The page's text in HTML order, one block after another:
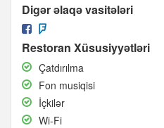
Digər əlaqə vasitələri
Restoran Xüsusiyyətləri
Çatdırılma
Çatdırılma
Fon
musiqisi
Fon musiqisi
İçkilər
İçkilər
Wi-
Wi-Fi